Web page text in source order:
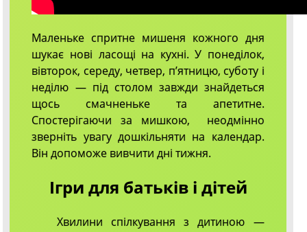
Маленьке спритне мишеня кожного дня
шукає нові ласощі на кухні. У понеділок,
вівторок, середу, четвер, п’ятницю, суботу і
неділю — під столом завжди знайдеться
щось смачненьке та апетитне.
Спостерігаючи за мишкою, неодмінно
зверніть увагу дошкільняти на календар.
Він допоможе вивчити дні тижня.
Ігри для батьків і дітей
Хвилини спілкування з дитиною —